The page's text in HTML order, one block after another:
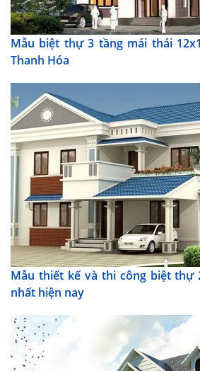
Mẫu biệt thự 3 tầng mái thái
Thanh Hóa
Mẫu thiết kế và thi công biệt thự
nhất hiện nay